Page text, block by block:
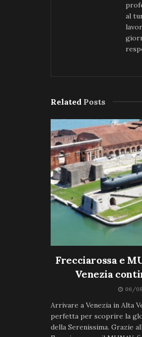
al
Related Posts
Frecciarossa e
Venezia
06/
Arrivare a Venezia in Alta
perfetta per scoprire la
della Serenissima. Grazie